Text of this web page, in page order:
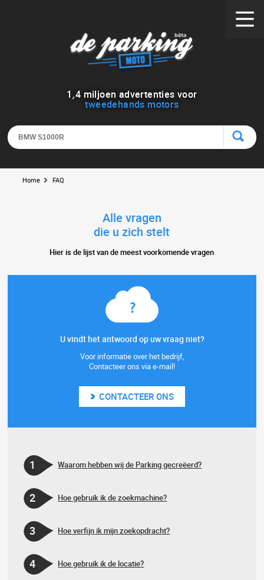
1 ,4 miljoen advertenties voor
tweedehands motors
Home FAQ
Alle vragen
die u zich stelt
Hier is de lijst van de meest voorkomende vragen
U vindt het antwoord op uw vraag niet?
Voor informatie over het bedrijf,
Contacteer ons via e-mail!
CONTACTEER ONS
1 Waarom hebben wij de Parking gecreëerd?
2 Hoe gebruik ik de zoekmachine?
3 Hoe verfijn ik mijn zoekopdracht?
4 Hoe gebruik ik de locatie?